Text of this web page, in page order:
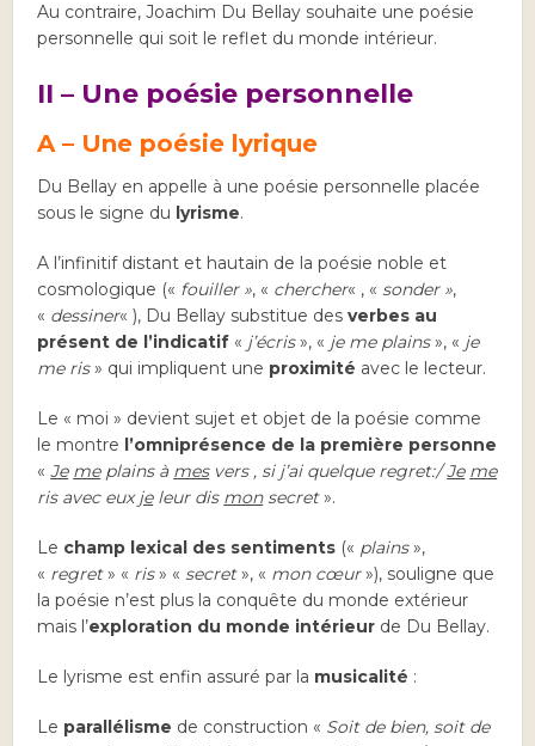
Au contraire, Joachim Du Bellay souhaite une poésie
personnelle qui soit le reflet du monde intérieur.
II – Une poésie personnelle
A – Une poésie lyrique
Du Bellay en appelle à une poésie personnelle placée
sous le signe du lyrisme.
A l’infinitif distant et hautain de la poésie noble et
cosmologique (« fouiller », « chercher« , « sonder »,
« dessiner« ), Du Bellay substitue desverbes au
présent de l’indicatif « j’écris», « je me plains», « je
me ris» qui impliquent une proximité avec le lecteur.
Le « moi » devient sujet et objet de la poésie comme
le montre l’omniprésence de la première personne
«Je meplains à mesvers , si j’ai quelque regret:/Je me
ris avec euxjeleur dis monsecret».
Le champ lexical des sentiments (« plains»,
« regret» « ris» « secret», « mon cœur»), souligne que
la poésie n’est plus la conquête du monde extérieur
mais l’exploration du monde intérieur de Du Bellay.
Le lyrisme est enfin assuré par la musicalité :
Le parallélisme de construction « Soit de bien, soit de